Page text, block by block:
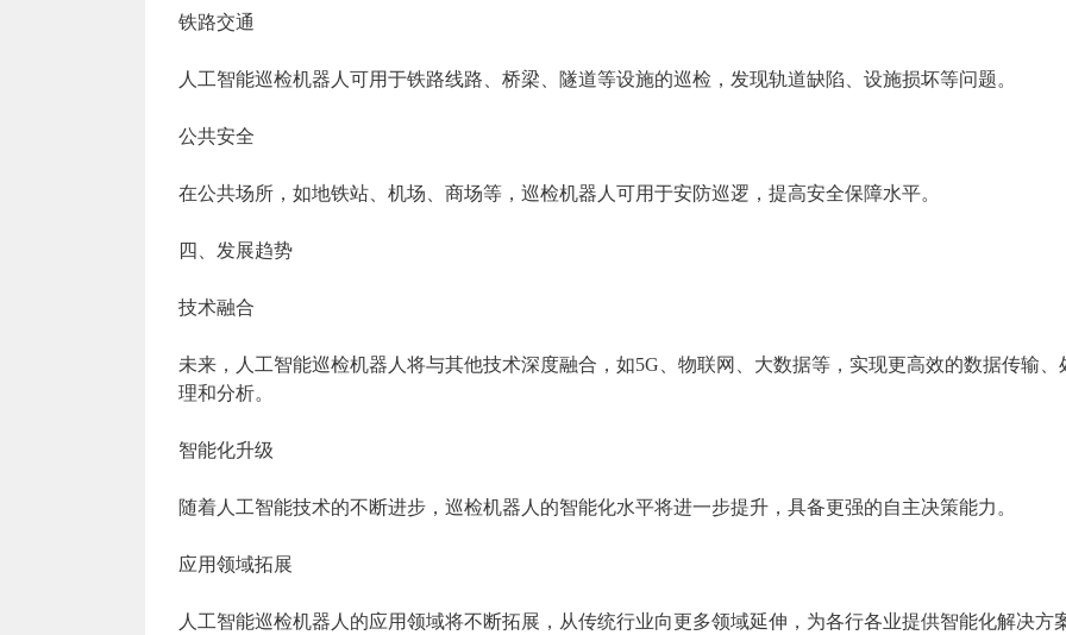
铁路交通
人工智能巡检机器人可用于铁路线路、桥梁、隧道等设施的巡检，发现轨道缺陷、设施损坏等问题。
公共安全
在公共场所，如地铁站、机场、商场等，巡检机器人可用于安防巡逻，提高安全保障水平。
四、发展趋势
技术融合
未来，人工智能巡检机器人将与其他技术深度融合，如5G、物联网、大数据等，实现更高效的数据传输、
理和分析。
智能化升级
随着人工智能技术的不断进步，巡检机器人的智能化水平将进一步提升，具备更强的自主决策能力。
应用领域拓展
人工智能巡检机器人的应用领域将不断拓展，从传统行业向更多领域延伸，为各行各业提供智能化解决方